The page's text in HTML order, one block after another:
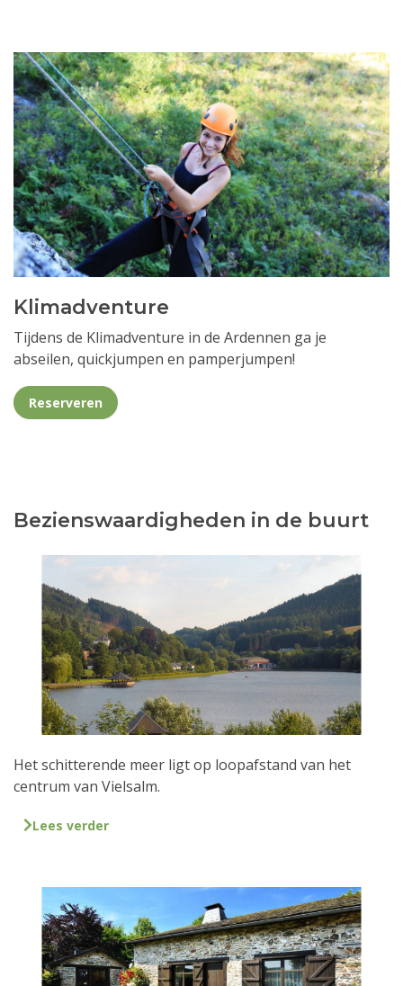
Klimadventure
Tijdens de Klimadventure in de Ardennen ga je
abseilen, quickjumpen en pamperjumpen!
Reserveren
Bezienswaardigheden in de buurt
Het schitterende meer ligt op loopafstand van het
centrum van Vielsalm.
Lees verder